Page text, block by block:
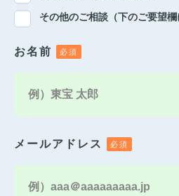
その他のご相談（下のご要望欄
お名前
メールアドレス